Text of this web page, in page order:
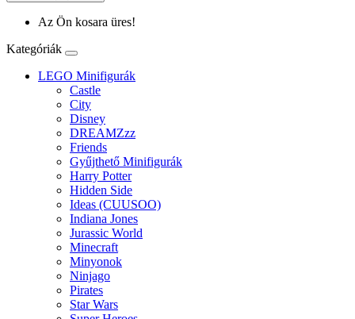
Az Ön kosara üres!
Kategóriák
LEGO Minifigurák
Castle
City
Disney
DREAMZzz
Friends
Gyűjthető Minifigurák
Harry Potter
Hidden Side
Ideas (CUUSOO)
Indiana Jones
Jurassic World
Minecraft
Minyonok
Ninjago
Pirates
Star Wars